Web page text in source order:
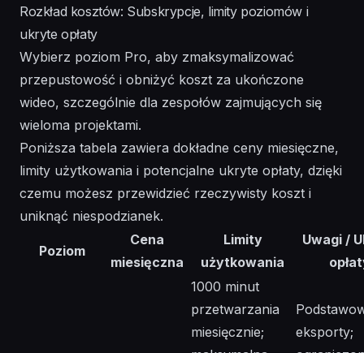
Rozkład kosztów: Subskrypcje, limity poziomów i
ukryte opłaty
Wybierz poziom Pro, aby zmaksymalizować
przepustowość i obniżyć koszt za ukończone
wideo, szczególnie dla zespołów zajmujących się
wieloma projektami.
Poniższa tabela zawiera dokładne ceny miesięczne,
limity użytkowania i potencjalne ukryte opłaty, dzięki
czemu możesz przewidzieć rzeczywisty koszt i
uniknąć niespodzianek.
Poziom
Cena
miesięczna
Limity
użytkowania
Uwagi /
1000 minut
przetwarzania
miesięcznie;
eksporty;